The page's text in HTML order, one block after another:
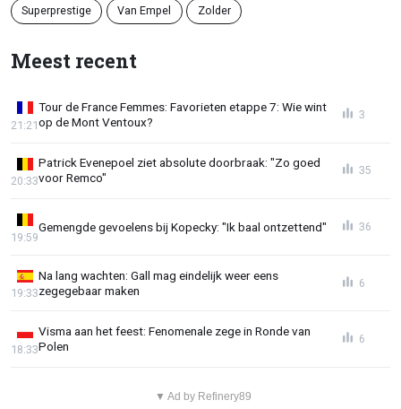
Superprestige Van Empel Zolder
Meest recent
Tour de France Femmes: Favorieten etappe 7: Wie wint
op de Mont Ventoux?
21:21
3
Patrick Evenepoel ziet absolute doorbraak: "Zo goed
voor Remco"
20:33
35
Gemengde gevoelens bij Kopecky: "Ik baal ontzettend"
19:59
36
Na lang wachten: Gall mag eindelijk weer eens
zegegebaar maken
19:33
6
Visma aan het feest: Fenomenale zege in Ronde van
Polen
18:33
6
▼ Ad by Refinery89